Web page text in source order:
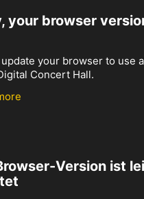
your browser
update your browser to use
Concert Hall.
Version ist